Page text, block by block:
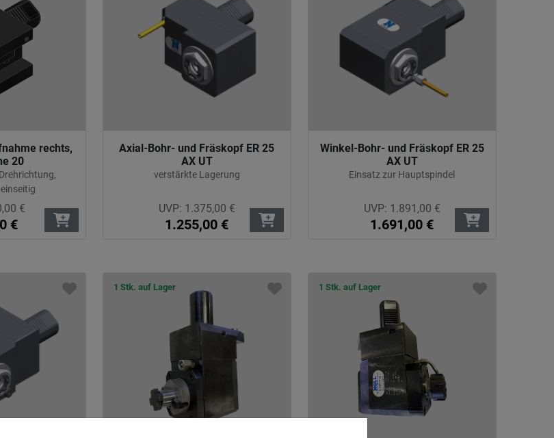
rechts,
20
€
€
Axial-Bohr- und Fräskopf ER 25
AX UT
verstärkte Lagerung
UVP: 1.375,00 €
1.255,00 €
Winkel-Bohr- und Fräskopf ER 25
AX UT
Einsatz zur Hauptspindel
UVP: 1.891,00 €
1.691,00 €
1 Stk. auf Lager 1 Stk. auf Lager